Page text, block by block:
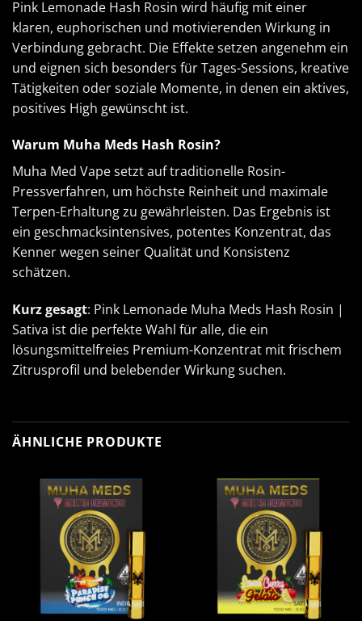
Pink Lemonade Hash Rosin wird häufig mit einer
klaren, euphorischen und motivierenden Wirkung in
Verbindung gebracht. Die Effekte setzen angenehm ein
und eignen sich besonders für Tages-Sessions, kreative
Tätigkeiten oder soziale Momente, in denen ein aktives,
positives High gewünscht ist.
Warum Muha Meds Hash Rosin?
Muha Med Vapesetzt auf traditionelle Rosin-
Pressverfahren, um höchste Reinheit und maximale
Terpen-Erhaltung zu gewährleisten. Das Ergebnis ist
ein geschmacksintensives, potentes Konzentrat, das
Kenner wegen seiner Qualität und Konsistenz
schätzen.
Kurz gesagt: Pink Lemonade Muha Meds Hash Rosin |
Sativa ist die perfekte Wahl für alle, die ein
lösungsmittelfreies Premium-Konzentrat mit frischem
Zitrusprofil und belebender Wirkung suchen.
ÄHNLICHE PRODUKTE